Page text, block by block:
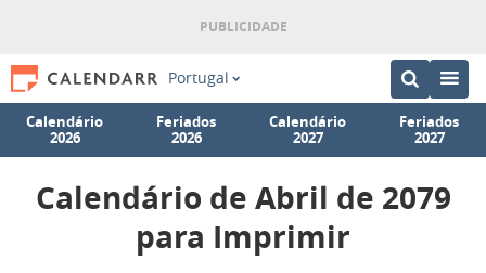
Portugal
Calendário
2026
Feriados
2026
Calendário
2027
Feriados
2027
Calendário de Abril de 2079
para Imprimir